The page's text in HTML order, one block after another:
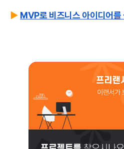
▶️ MVP로 비즈니스 아이디어를